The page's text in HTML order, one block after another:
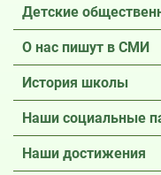
Детские
О нас пишут в СМИ
История школы
Наши социальные
Наши достижения